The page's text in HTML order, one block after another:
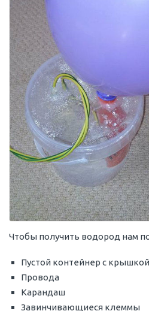
Чтобы получить водород нам
Пустой контейнер с крышкой
Провода
Карандаш
Завинчивающиеся клеммы